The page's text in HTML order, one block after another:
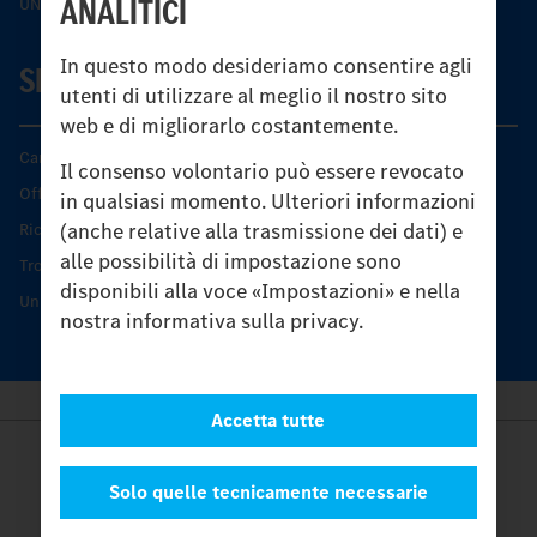
ANALITICI
In questo modo desideriamo consentire agli
utenti di utilizzare al meglio il nostro sito
web e di migliorarlo costantemente.
Il consenso volontario può essere revocato
in qualsiasi momento. Ulteriori informazioni
(anche relative alla trasmissione dei dati) e
alle possibilità di impostazione sono
disponibili alla voce «Impostazioni» e nella
nostra informativa sulla privacy.
Solo quelle tecnicamente necessarie
Accetta tutte
SERVIZIO
Caratteristiche di prodotto
Offerta di servizio Unimog
Ricambi originali
Trovare un partner
Unimog Service Days
Provider
Legal Notice
Contatto